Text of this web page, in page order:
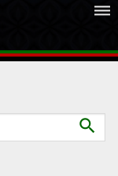
dehaze
search